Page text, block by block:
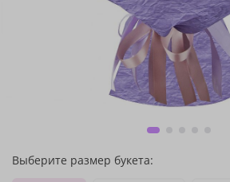
Выберите размер букета: